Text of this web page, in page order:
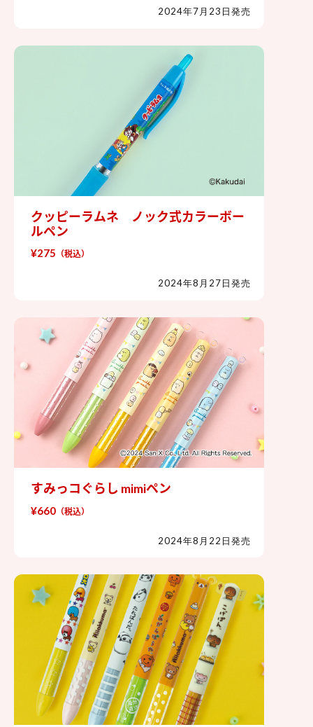
2024年7月23日発売
クッピーラムネ ノック式カラーボ
ールペン
クッピーラムネ ノック式カラーボー
ルペン
¥275 （税込）
2024年8月27日発売
すみっコぐらし mimiペン
すみっコぐらし mimiペン
¥660 （税込）
2024年8月22日発売